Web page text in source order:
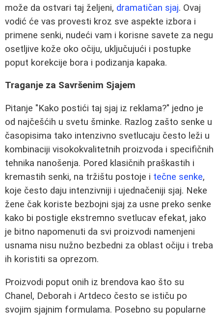
može da ostvari taj željeni, dramatičan sjaj. Ovaj
vodić će vas provesti kroz sve aspekte izbora i
primene senki, nudeći vam i korisne savete za negu
osetljive kože oko očiju, uključujući i postupke
poput korekcije bora i podizanja kapaka.
Traganje za Savršenim Sjajem
Pitanje "Kako postići taj sjaj iz reklama?" jedno je
od najčešćih u svetu šminke. Razlog zašto senke u
časopisima tako intenzivno svetlucaju često leži u
kombinaciji visokokvalitetnih proizvoda i specifičnih
tehnika nanošenja. Pored klasičnih praškastih i
kremastih senki, na tržištu postoje i tečne senke,
koje često daju intenzivniji i ujednačeniji sjaj. Neke
žene čak koriste bezbojni sjaj za usne preko senke
kako bi postigle ekstremno svetlucav efekat, jako
je bitno napomenuti da svi proizvodi namenjeni
usnama nisu nužno bezbedni za oblast očiju i treba
ih koristiti sa oprezom.
Proizvodi poput onih iz brendova kao što su
Chanel, Deborah i Artdeco često se ističu po
svojim sjajnim formulama. Posebno su popularne